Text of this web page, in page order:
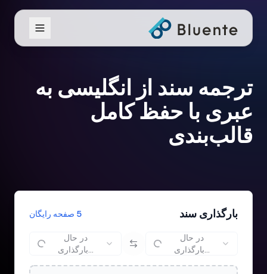
ترجمه سند از انگلیسی به
عبری با حفظ کامل
قالب‌بندی
بارگذاری سند 5 صفحه رایگان
در حال
بارگذاری...
در حال
بارگذاری...